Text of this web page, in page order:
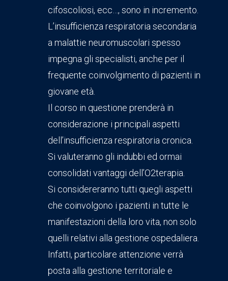
cifoscoliosi, ecc…, sono in incremento.
L’insufficienza respiratoria secondaria
a malattie neuromuscolari spesso
impegna gli specialisti, anche per il
frequente coinvolgimento di pazienti in
giovane età.
Il corso in questione prenderà in
considerazione i principali aspetti
dell’insufficienza respiratoria cronica.
Si valuteranno gli indubbi ed ormai
consolidati vantaggi dell’O2terapia.
Si considereranno tutti quegli aspetti
che coinvolgono i pazienti in tutte le
manifestazioni della loro vita, non solo
quelli relativi alla gestione ospedaliera.
Infatti, particolare attenzione verrà
posta alla gestione territoriale e